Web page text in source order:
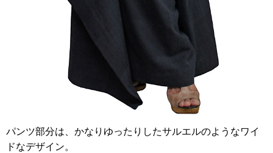
パンツ部分は、かなりゆったりしたサルエルのようなワイ
ドなデザイン。